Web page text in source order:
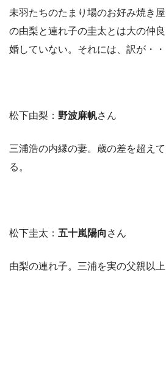
未羽たちのたまり場のお好み焼き
の由梨と連れ子の圭太とは大の仲
婚していない。それには、訳が・・
松下由梨： 野波麻帆さん
三浦浩の内縁の妻。歳の差を超え
る。
松下圭太： 五十嵐陽向 さん
由梨の連れ子。三浦を実の父親以上